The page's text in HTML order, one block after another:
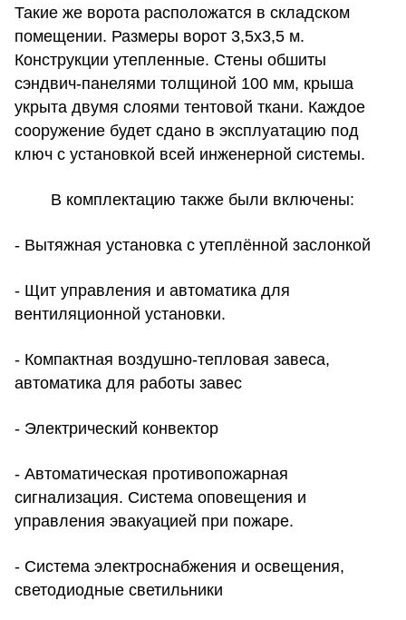
Такие же ворота расположатся в складском
помещении. Размеры ворот 3,5х3,5 м.
Конструкции утепленные. Стены обшиты
сэндвич-панелями толщиной 100 мм, крыша
укрыта двумя слоями тентовой ткани. Каждое
сооружение будет сдано в эксплуатацию под
ключ с установкой всей инженерной системы.
В комплектацию также были включены:
- Вытяжная установка с утеплённой заслонкой
- Щит управления и автоматика для
вентиляционной установки.
- Компактная воздушно-тепловая завеса,
автоматика для работы завес
- Электрический конвектор
- Автоматическая противопожарная
сигнализация. Система оповещения и
управления эвакуацией при пожаре.
- Система электроснабжения и освещения,
светодиодные светильники